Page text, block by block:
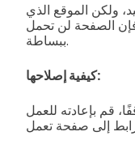
ولكن الموقع الذي
الصفحة لن تحمل
ببساطة.
كيفية إصلاحها:
قم بإعادته للعمل